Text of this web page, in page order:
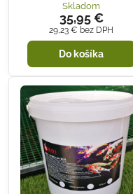
Skladom
35,95 €
29,23 € bez DPH
Do košíka